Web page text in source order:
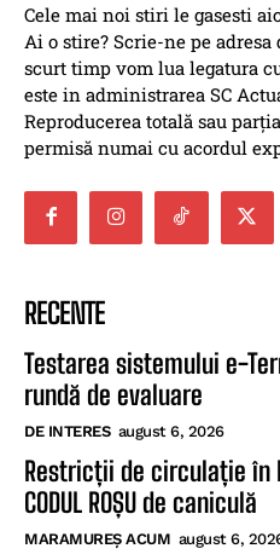
Cele mai noi stiri le gasesti
Ai o stire? Scrie-ne pe
scurt timp vom lua legatura
este in administrarea SC
Reproducerea totală sau
permisă numai cu acordul
RECENTE
Testarea sistemului e-
rundă de evaluare
DE INTERES august 6, 2026
Restricții de circulație în
CODUL ROȘU de caniculă
MARAMUREȘ ACUM august 6,